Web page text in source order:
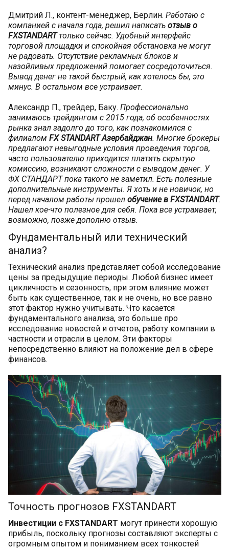
Дмитрий Л., контент-менеджер, Берлин. Работаю с
компанией с начала года, решил написать отзыв о
FXSTANDARTтолько сейчас. Удобный интерфейс
торговой площадки и спокойная обстановка не могут
не радовать. Отсутствие рекламных блоков и
назойливых предложений помогает сосредоточиться.
Вывод денег не такой быстрый, как хотелось бы, это
минус. В остальном все устраивает.
Александр П., трейдер, Баку. Профессионально
занимаюсь трейдингом с 2015 года, об особенностях
рынка знал задолго до того, как познакомился с
филиалом FX STANDART Азербайджан. Многие брокеры
предлагают невыгодные условия проведения торгов,
часто пользователю приходится платить скрытую
комиссию, возникают сложности с выводом денег. У
ФХ СТАНДАРТ пока такого не заметил. Есть полезные
дополнительные инструменты. Я хоть и не новичок, но
перед началом работы прошел обучение в FXSTANDART.
Нашел кое-что полезное для себя. Пока все устраивает,
возможно, позже дополню отзыв.
Фундаментальный или технический
анализ?
Технический анализ представляет собой исследование
цены за предыдущие периоды. Любой бизнес имеет
цикличность и сезонность, при этом влияние может
быть как существенное, так и не очень, но все равно
этот фактор нужно учитывать. Что касается
фундаментального анализа, это больше про
исследование новостей и отчетов, работу компании в
частности и отрасли в целом. Эти факторы
непосредственно влияют на положение дел в сфере
финансов.
Точность прогнозов FXSTANDART
Инвестиции с FXSTANDART могут принести хорошую
прибыль, поскольку прогнозы составляют эксперты с
огромным опытом и пониманием всех тонкостей